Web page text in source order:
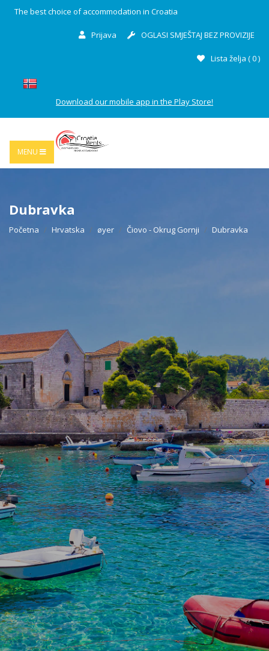
The best choice of accommodation in Croatia
Prijava OGLASI SMJEŠTAJ BEZ PROVIZIJE
Lista želja (0)
Download our mobile app in the Play Store!
MENU
Dubravka
Početna Hrvatska øyer Čiovo - Okrug Gornji Dubravka